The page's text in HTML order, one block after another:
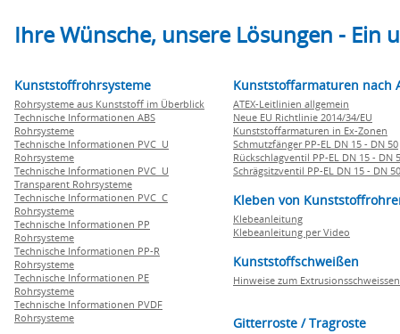
Ihre Wünsche, unsere Lösungen -
Kunststoffrohrsysteme
Rohrsysteme aus Kunststoff im Überblick
Technische Informationen ABS
Rohrsysteme
Technische Informationen PVC U
Rohrsysteme
Technische Informationen PVC U
Transparent Rohrsysteme
Technische Informationen PVC C
Rohrsysteme
Technische Informationen PP
Rohrsysteme
Technische Informationen PP-R
Rohrsysteme
Technische Informationen PE
Rohrsysteme
Technische Informationen PVDF
Rohrsysteme
Kunststoffarmaturen nach
ATEX-Leitlinien allgemein
Neue EU Richtlinie 2014/34/EU
Kunststoffarmaturen in Ex-Zonen
Schmutzfänger PP-EL DN 15 - DN 50
Rückschlagventil PP-EL DN 15 - DN
Schrägsitzventil PP-EL DN 15 - DN 50
Kleben von
Klebeanleitung
Klebeanleitung per Video
Kunststoffschweißen
Hinweise zum Extrusionsschweissen
Gitterroste / Tragroste